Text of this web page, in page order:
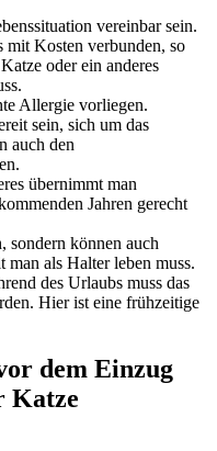
vereinbar sein.
mit Kosten verbunden, so
oder ein anderes
Allergie vorliegen.
sein, sich um das
auch den
übernimmt man
Jahren gerecht
sondern können auch
als Halter leben muss.
des Urlaubs muss das
Hier ist eine frühzeitige
dem Einzug
Katze